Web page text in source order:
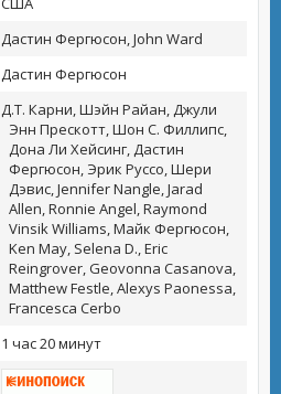
Дастин Фергюсон, John Ward
Дастин Фергюсон
Д.Т. Карни, Шэйн Райан, Джули
Энн Прескотт, Шон С. Филлипс,
Дона Ли Хейсинг, Дастин
Фергюсон, Эрик Руссо, Шери
Дэвис, Jennifer Nangle, Jarad
Allen, Ronnie Angel, Raymond
Vinsik Williams, Майк Фергюсон,
Ken May, Selena D., Eric
Reingrover, Geovonna Casanova,
Matthew Festle, Alexys Paonessa,
Francesca Cerbo
1 час 20 минут